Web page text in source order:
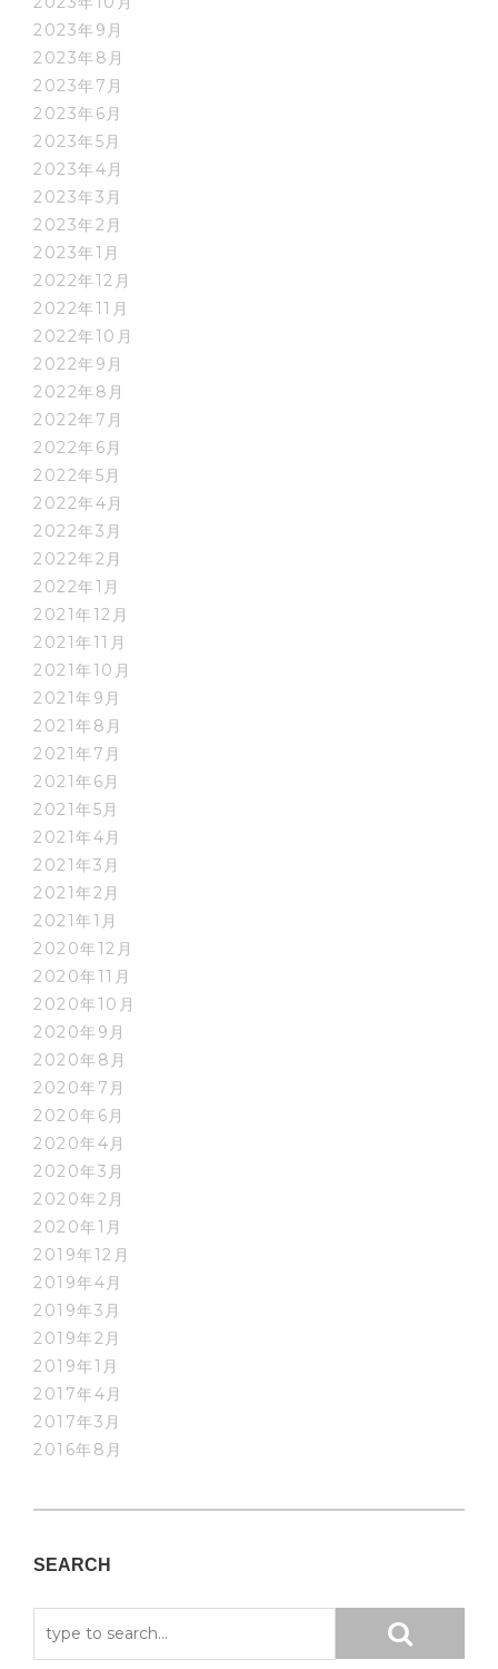
2023年9月
2023年8月
2023年7月
2023年6月
2023年5月
2023年4月
2023年3月
2023年2月
2023年1月
2022年12月
2022年11月
2022年10月
2022年9月
2022年8月
2022年7月
2022年6月
2022年5月
2022年4月
2022年3月
2022年2月
2022年1月
2021年12月
2021年11月
2021年10月
2021年9月
2021年8月
2021年7月
2021年6月
2021年5月
2021年4月
2021年3月
2021年2月
2021年1月
2020年12月
2020年11月
2020年10月
2020年9月
2020年8月
2020年7月
2020年6月
2020年4月
2020年3月
2020年2月
2020年1月
2019年12月
2019年4月
2019年3月
2019年2月
2019年1月
2017年4月
2017年3月
2016年8月
SEARCH